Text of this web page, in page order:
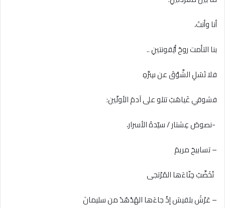
أنا وأنتَ،
بنا التأمت روحُ أيْقونتينِ ..
فلا تَسَلِ الشَّوْقَ عن سِرِّهِ
فشوقي غَياهَبُ تتلو على آدمَ الأولّين:
-نصوصَ عِشتار / سيّدةَ الأسرار،
– تسابيحَ مريمَ
تُخَضِّبُ حِنّاءَها المُرْتجى
– عَرْشَ بلقيسَ إذْ جاءَها الهُدْهُدُ من سليمانَ